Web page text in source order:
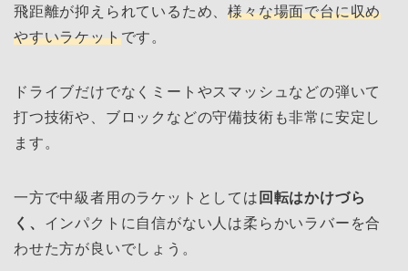
飛距離が抑えられているため、様々な場面で台に収め
やすいラケットです。
ドライブだけでなくミートやスマッシュなどの弾いて
打つ技術や、ブロックなどの守備技術も非常に安定し
ます。
一方で中級者用のラケットとしては 回転はかけづら
く、 インパクトに自信がない人は柔らかいラバーを合
わせた方が良いでしょう。